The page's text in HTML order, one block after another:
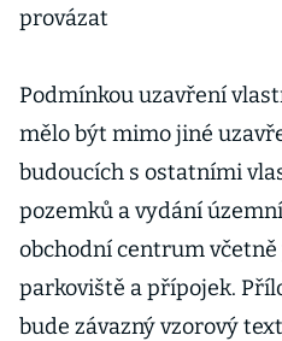
provázat
Podmínkou uzavření
mělo být mimo jiné
budoucích s ostatními
pozemků a vydání
obchodní centrum
parkoviště a přípojek.
bude závazný vzorový